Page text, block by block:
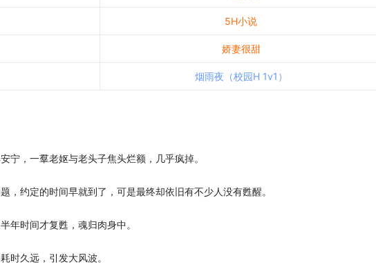
5H小说
娇妻很甜
烟雨夜（校园H 1v1）
宁，一羣老妪与老头子焦头烂额，几乎疯掉。
，约定的时间早就到了，可是最终却依旧有不少人没有甦醒。
年时间才复甦，魂归肉身中。
时久远，引发大风波。